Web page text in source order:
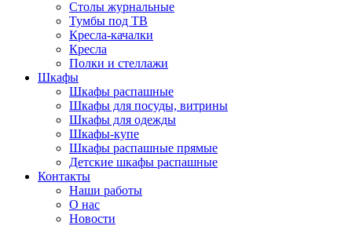
Столы журнальные
Тумбы под ТВ
Кресла-качалки
Кресла
Полки и стеллажи
Шкафы
Шкафы распашные
Шкафы для посуды, витрины
Шкафы для одежды
Шкафы-купе
Шкафы распашные прямые
Детские шкафы распашные
Контакты
Наши работы
О нас
Новости